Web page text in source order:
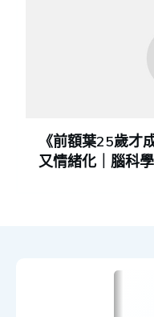
《前額葉25歲才
又情緒化｜腦科學